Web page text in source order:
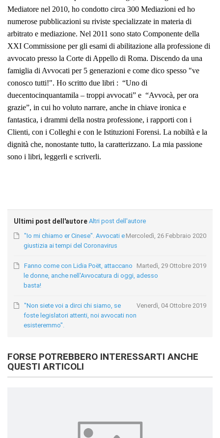
Mediatore nel 2010, ho condotto circa 300 Mediazioni ed ho
numerose pubblicazioni su riviste specializzate in materia di
arbitrato e mediazione. Nel 2011 sono stato Componente della
XXI Commissione per gli esami di abilitazione alla professione di
avvocato presso la Corte di Appello di Roma. Discendo da una
famiglia di Avvocati per 5 generazioni e come dico spesso "ve
conosco tutti!". Ho scritto due libri : “Uno di
duecentocinquantamila – troppi avvocati” e “Avvocà, per ora
grazie”, in cui ho voluto narrare, anche in chiave ironica e
fantastica, i drammi della nostra professione, i rapporti con i
Clienti, con i Colleghi e con le Istituzioni Forensi. La nobiltà e la
dignità che, nonostante tutto, la caratterizzano. La mia passione
sono i libri, leggerli e scriverli.
Ultimi post dell'autore Altri post dell'autore
Mercoledì, 26 Febbraio 2020
"Io mi chiamo er Cinese". Avvocati e
giustizia ai tempi del Coronavirus
Martedì, 29 Ottobre 2019
Fanno come con Lidia Poët, attaccano
le donne, anche nell'Avvocatura di oggi, adesso
basta!
Venerdì, 04 Ottobre 2019
"Non siete voi a dirci chi siamo, se
foste legislatori attenti, noi avvocati non
esisteremmo".
FORSE POTREBBERO INTERESSARTI ANCHE
QUESTI ARTICOLI